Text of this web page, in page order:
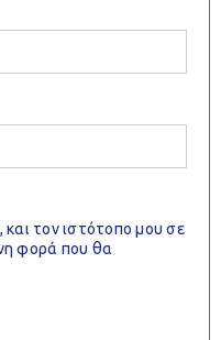
τον ιστότοπο μου σε
φορά που θα